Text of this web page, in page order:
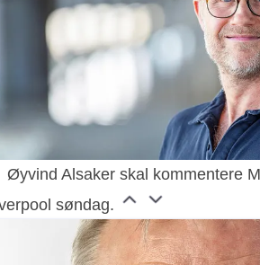
Øyvind Alsaker skal kommentere
søndag.